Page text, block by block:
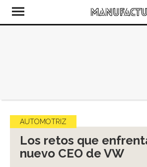
AUTOMOTRIZ
Los retos que
nuevo CEO de VW